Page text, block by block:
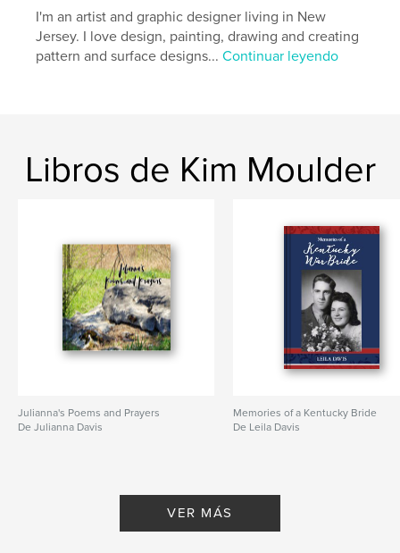
artists , pattern , illustration , artwork
licensing
I'm an artist and graphic designer living in New
Jersey. I love design, painting, drawing and creating
pattern and surface designs...Continuar leyendo
Libros de Kim Moulder
Julianna's Poems and Prayers
De Julianna Davis
Memories of a Kentucky Bride
De Leila Davis
VER MÁS